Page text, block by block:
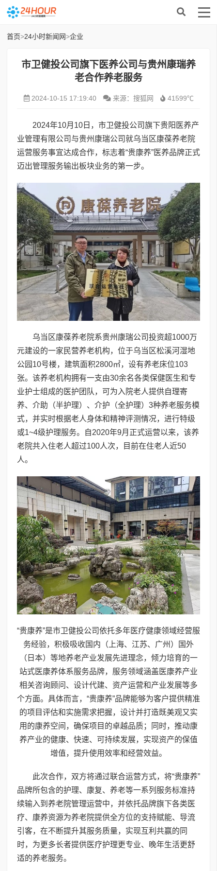
首页>24小时新闻网>企业
市卫健投公司旗下医养公司与贵州康瑞养
老合作养老服务
2024-10-15 17:19:40 来源：搜狐网 41599℃
2024年10月10日，市卫健投公司旗下贵阳医养产
业管理有限公司与贵州康瑞公司就乌当区康葆养老院
运营服务事宜达成合作，标志着“贵康养”医养品牌正式
迈出管理服务输出板块业务的第一步。
乌当区康葆养老院系贵州康瑞公司投资超1000万
元建设的一家民营养老机构，位于乌当区松溪河湿地
公园10号楼，建筑面积2800㎡，设有养老床位103
张。该养老机构拥有一支由30余名各类保健医生和专
业护士组成的医护团队，可为入院老人提供自理寄
养、介助（半护理）、介护（全护理）3种养老服务模
式，并实时根据老人身体和精神评测情况，进行特级
或1~4级护理服务。自2020年9月正式运营以来，该养
老院共入住老人超过100人次，目前在住老人近50
人。
“贵康养”是市卫健投公司依托多年医疗健康领域经营服
务经验，积极吸收国内（上海、江苏、广州）国外
（日本）等地养老产业发展先进理念，倾力培育的一
站式医康养体系服务品牌，服务领域涵盖医康养产业
相关咨询顾问、设计代建、资产运营和产业发展等多
个方面。具体而言，“贵康养”品牌能够为客户提供精准
的项目评估和实施需求把握，设计并打造既美观又实
用的康养空间，确保项目的卓越品质；同时，推动康
养产业的健康、快速、可持续发展，实现资产的保值
增值，提升使用效率和经营效益。
此次合作，双方将通过联合运营方式，将“贵康养”
品牌所包含的护理、康复、养老等一系列服务标准持
续输入到养老院管理运营中，并依托品牌旗下各类医
疗、康养资源为养老院提供全方位的支持赋能、导流
引客，在不断提升其服务质量，实现互利共赢的同
时，为更多长者提供医疗护理更专业、晚年生活更舒
适的养老服务。